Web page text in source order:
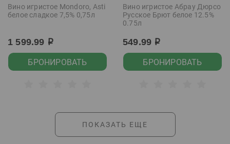
Вино игристое Mondoro, Asti
белое сладкое 7,5% 0,75л
1 599.99 р
БРОНИРОВАТЬ
Вино игристое Абрау Дюрсо
Русское Брют белое 12.5%
0.75л
549.99 р
БРОНИРОВАТЬ
ПОКАЗАТЬ ЕЩЕ